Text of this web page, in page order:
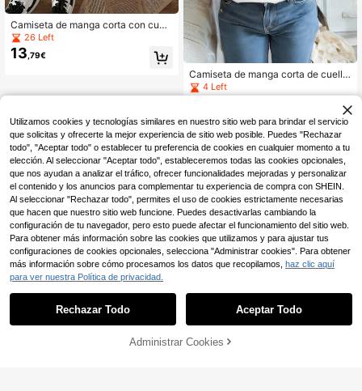
Camiseta de manga corta con cuell
o redondo y estampado artístico de
gato negro de Dalí, adecuada para
primavera, otoño y vacaciones de v
26 Left
13 ,79€
Camiseta de manga corta de cuello
redondo con estampado de moda p
ara mujer de talla grande, top de ver
ano esencial minimalista y cómodo,
lavable a máquina para uso diario e
n color blanco
4 Left
AÑADIR A LA BOLSA
Utilizamos cookies y tecnologías similares en nuestro sitio web para brindar el servicio
que solicitas y ofrecerte la mejor experiencia de sitio web posible. Puedes "Rechazar
todo", "Aceptar todo" o establecer tu preferencia de cookies en cualquier momento a tu
elección. Al seleccionar "Aceptar todo", estableceremos todas las cookies opcionales,
que nos ayudan a analizar el tráfico, ofrecer funcionalidades mejoradas y personalizar
el contenido y los anuncios para complementar tu experiencia de compra con SHEIN.
Al seleccionar "Rechazar todo", permites el uso de cookies estrictamente necesarias
que hacen que nuestro sitio web funcione. Puedes desactivarlas cambiando la
configuración de tu navegador, pero esto puede afectar el funcionamiento del sitio web.
Para obtener más información sobre las cookies que utilizamos y para ajustar tus
configuraciones de cookies opcionales, selecciona "Administrar cookies". Para obtener
más información sobre cómo procesamos los datos que recopilamos, haz clic aquí
para ver nuestra Política de privacidad.
Rechazar Todo Aceptar Todo
Administrar Cookies